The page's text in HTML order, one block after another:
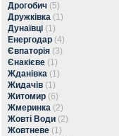
Дрогобич (5)
Дружківка (1)
Дунаївці (1)
Енергодар (4)
Євпаторія (3)
Єнакієве (1)
Жданівка (1)
Жидачів (1)
Житомир (6)
Жмеринка (2)
Жовті Води (2)
Жовтневе (1)